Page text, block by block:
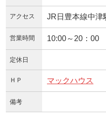
アクセス JR日豊本線中津
営業時間 10:00～20：00
定休日
ＨＰ マックハウス
備考